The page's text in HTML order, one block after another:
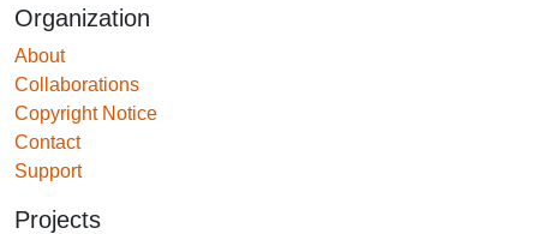
Organization
About
Collaborations
Copyright Notice
Contact
Support
Projects